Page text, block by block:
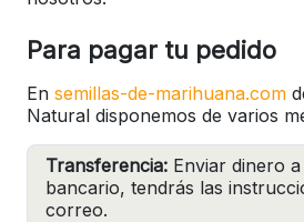
Para pagar tu pedido
En semillas-de-marihuana.com
Natural disponemos de varios
Transferencia: Enviar dinero
bancario, tendrás las
correo.